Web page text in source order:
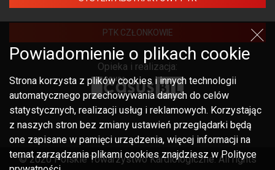
PTK CZŁONKOWIE
Opieka i realizacja:
© 2020 Polskie Towarzystwo Kardiologiczne. All rights
Powiadomienie o plikach cookie
Strona korzysta z plików cookies i innych technologii
automatycznego przechowywania danych do celów
statystycznych, realizacji usług i reklamowych. Korzystając
z naszych stron bez zmiany ustawień przeglądarki będą
one zapisane w pamięci urządzenia, więcej informacji na
temat zarządzania plikami cookies znajdziesz w Polityce